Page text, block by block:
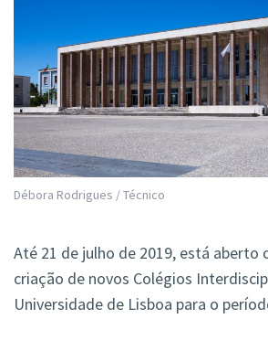
Débora Rodrigues / Técnico
Até 21 de julho de 2019, está aberto
criação de novos Colégios
Universidade de Lisboa para o